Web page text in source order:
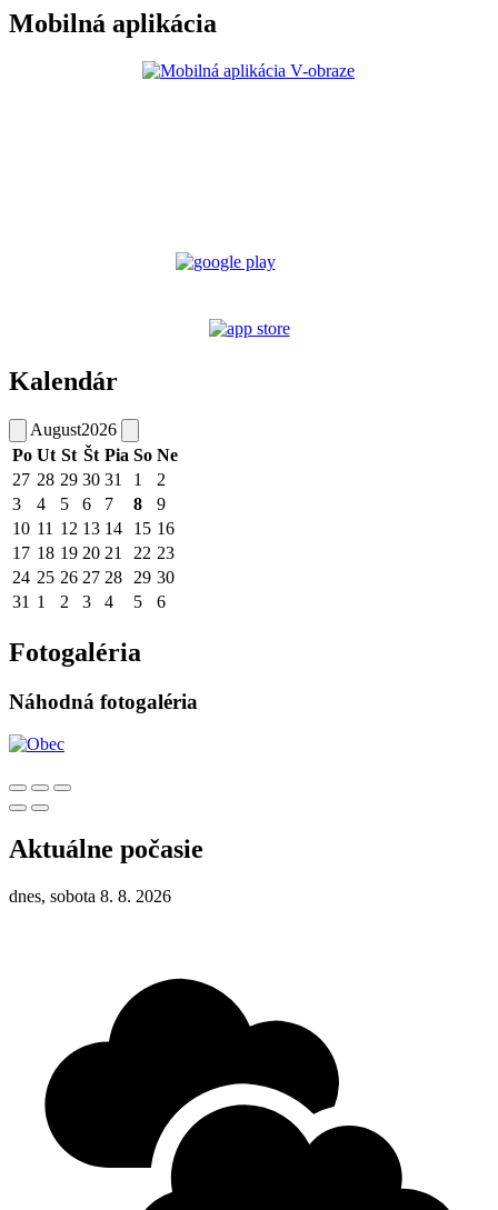
Mobilná aplikácia
Kalendár
August2026
Po Ut St Št Pia So Ne
27 28 29 30 31 1
2
3
4 5 6 7 8
9
10 11 12 13 14 15 16
17 18 19 20 21 22 23
24 25 26 27 28 29 30
31 1 2 3 4 5 6
Fotogaléria
Náhodná fotogaléria
Aktuálne počasie
dnes, sobota 8. 8. 2026